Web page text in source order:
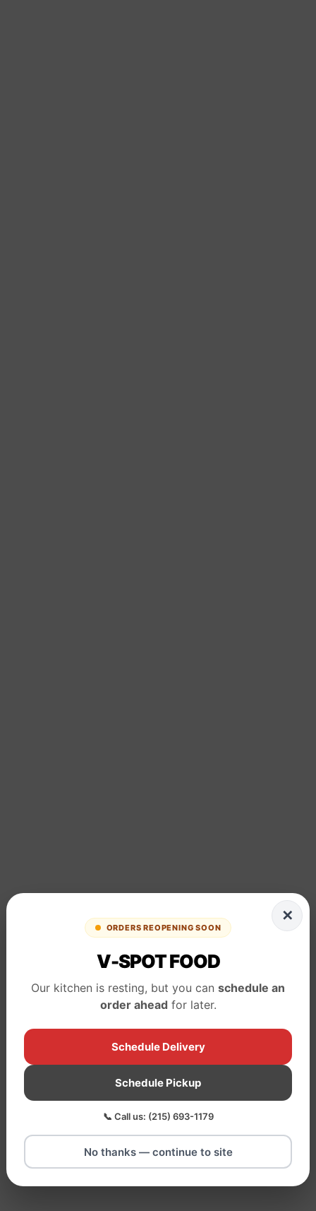
✕
ORDERS REOPENING SOON
V-SPOT FOOD
Our kitchen is resting, but you can schedule an
order ahead for later.
Schedule Delivery
Schedule Pickup
📞 Call us: (215) 693-1179
No thanks — continue to site